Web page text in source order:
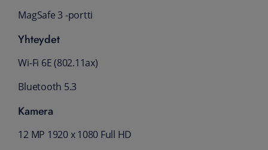
MagSafe 3 ‑portti
Yhteydet
Wi-Fi 6E (802.11ax)
Bluetooth 5.3
Kamera
12 MP 1920 x 1080 Full HD